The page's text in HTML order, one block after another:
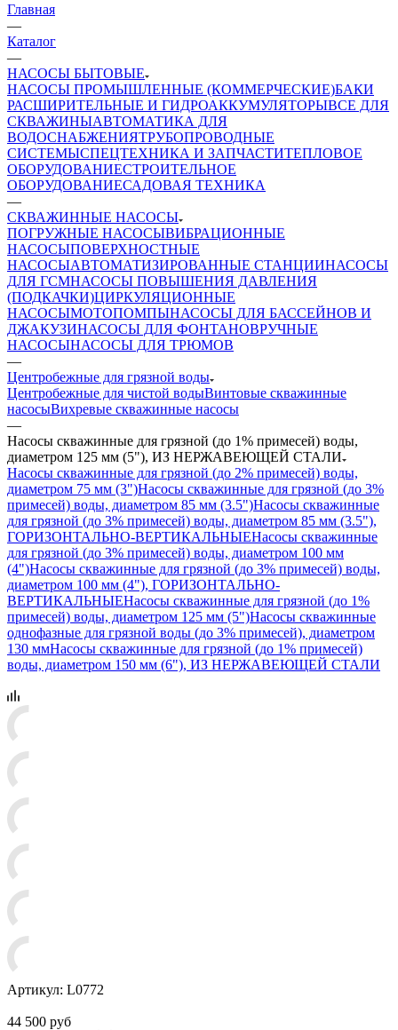
Главная
—
Каталог
—
НАСОСЫ БЫТОВЫЕ
НАСОСЫ ПРОМЫШЛЕННЫЕ (КОММЕРЧЕСКИЕ)БАКИ
РАСШИРИТЕЛЬНЫЕ И ГИДРОАККУМУЛЯТОРЫВСЕ ДЛЯ
СКВАЖИНЫАВТОМАТИКА ДЛЯ
ВОДОСНАБЖЕНИЯТРУБОПРОВОДНЫЕ
СИСТЕМЫСПЕЦТЕХНИКА И ЗАПЧАСТИТЕПЛОВОЕ
ОБОРУДОВАНИЕСТРОИТЕЛЬНОЕ
ОБОРУДОВАНИЕСАДОВАЯ ТЕХНИКА
—
СКВАЖИННЫЕ НАСОСЫ
ПОГРУЖНЫЕ НАСОСЫВИБРАЦИОННЫЕ
НАСОСЫПОВЕРХНОСТНЫЕ
НАСОСЫАВТОМАТИЗИРОВАННЫЕ СТАНЦИИНАСОСЫ
ДЛЯ ГСМНАСОСЫ ПОВЫШЕНИЯ ДАВЛЕНИЯ
(ПОДКАЧКИ)ЦИРКУЛЯЦИОННЫЕ
НАСОСЫМОТОПОМПЫНАСОСЫ ДЛЯ БАССЕЙНОВ И
ДЖАКУЗИНАСОСЫ ДЛЯ ФОНТАНОВРУЧНЫЕ
НАСОСЫНАСОСЫ ДЛЯ ТРЮМОВ
—
Центробежные для грязной воды
Центробежные для чистой водыВинтовые скважинные
насосыВихревые скважинные насосы
—
Насосы скважинные для грязной (до 1% примесей) воды,
диаметром 125 мм (5"), ИЗ НЕРЖАВЕЮЩЕЙ СТАЛИ
Насосы скважинные для грязной (до 2% примесей) воды,
диаметром 75 мм (3")Насосы скважинные для грязной (до 3%
примесей) воды, диаметром 85 мм (3.5")Насосы скважинные
для грязной (до 3% примесей) воды, диаметром 85 мм (3.5"),
ГОРИЗОНТАЛЬНО-ВЕРТИКАЛЬНЫЕНасосы скважинные
для грязной (до 3% примесей) воды, диаметром 100 мм
(4")Насосы скважинные для грязной (до 3% примесей) воды,
диаметром 100 мм (4"), ГОРИЗОНТАЛЬНО-
ВЕРТИКАЛЬНЫЕНасосы скважинные для грязной (до 1%
примесей) воды, диаметром 125 мм (5")Насосы скважинные
однофазные для грязной воды (до 3% примесей), диаметром
130 ммНасосы скважинные для грязной (до 1% примесей)
воды, диаметром 150 мм (6"), ИЗ НЕРЖАВЕЮЩЕЙ СТАЛИ
Артикул: L0772
44 500 руб